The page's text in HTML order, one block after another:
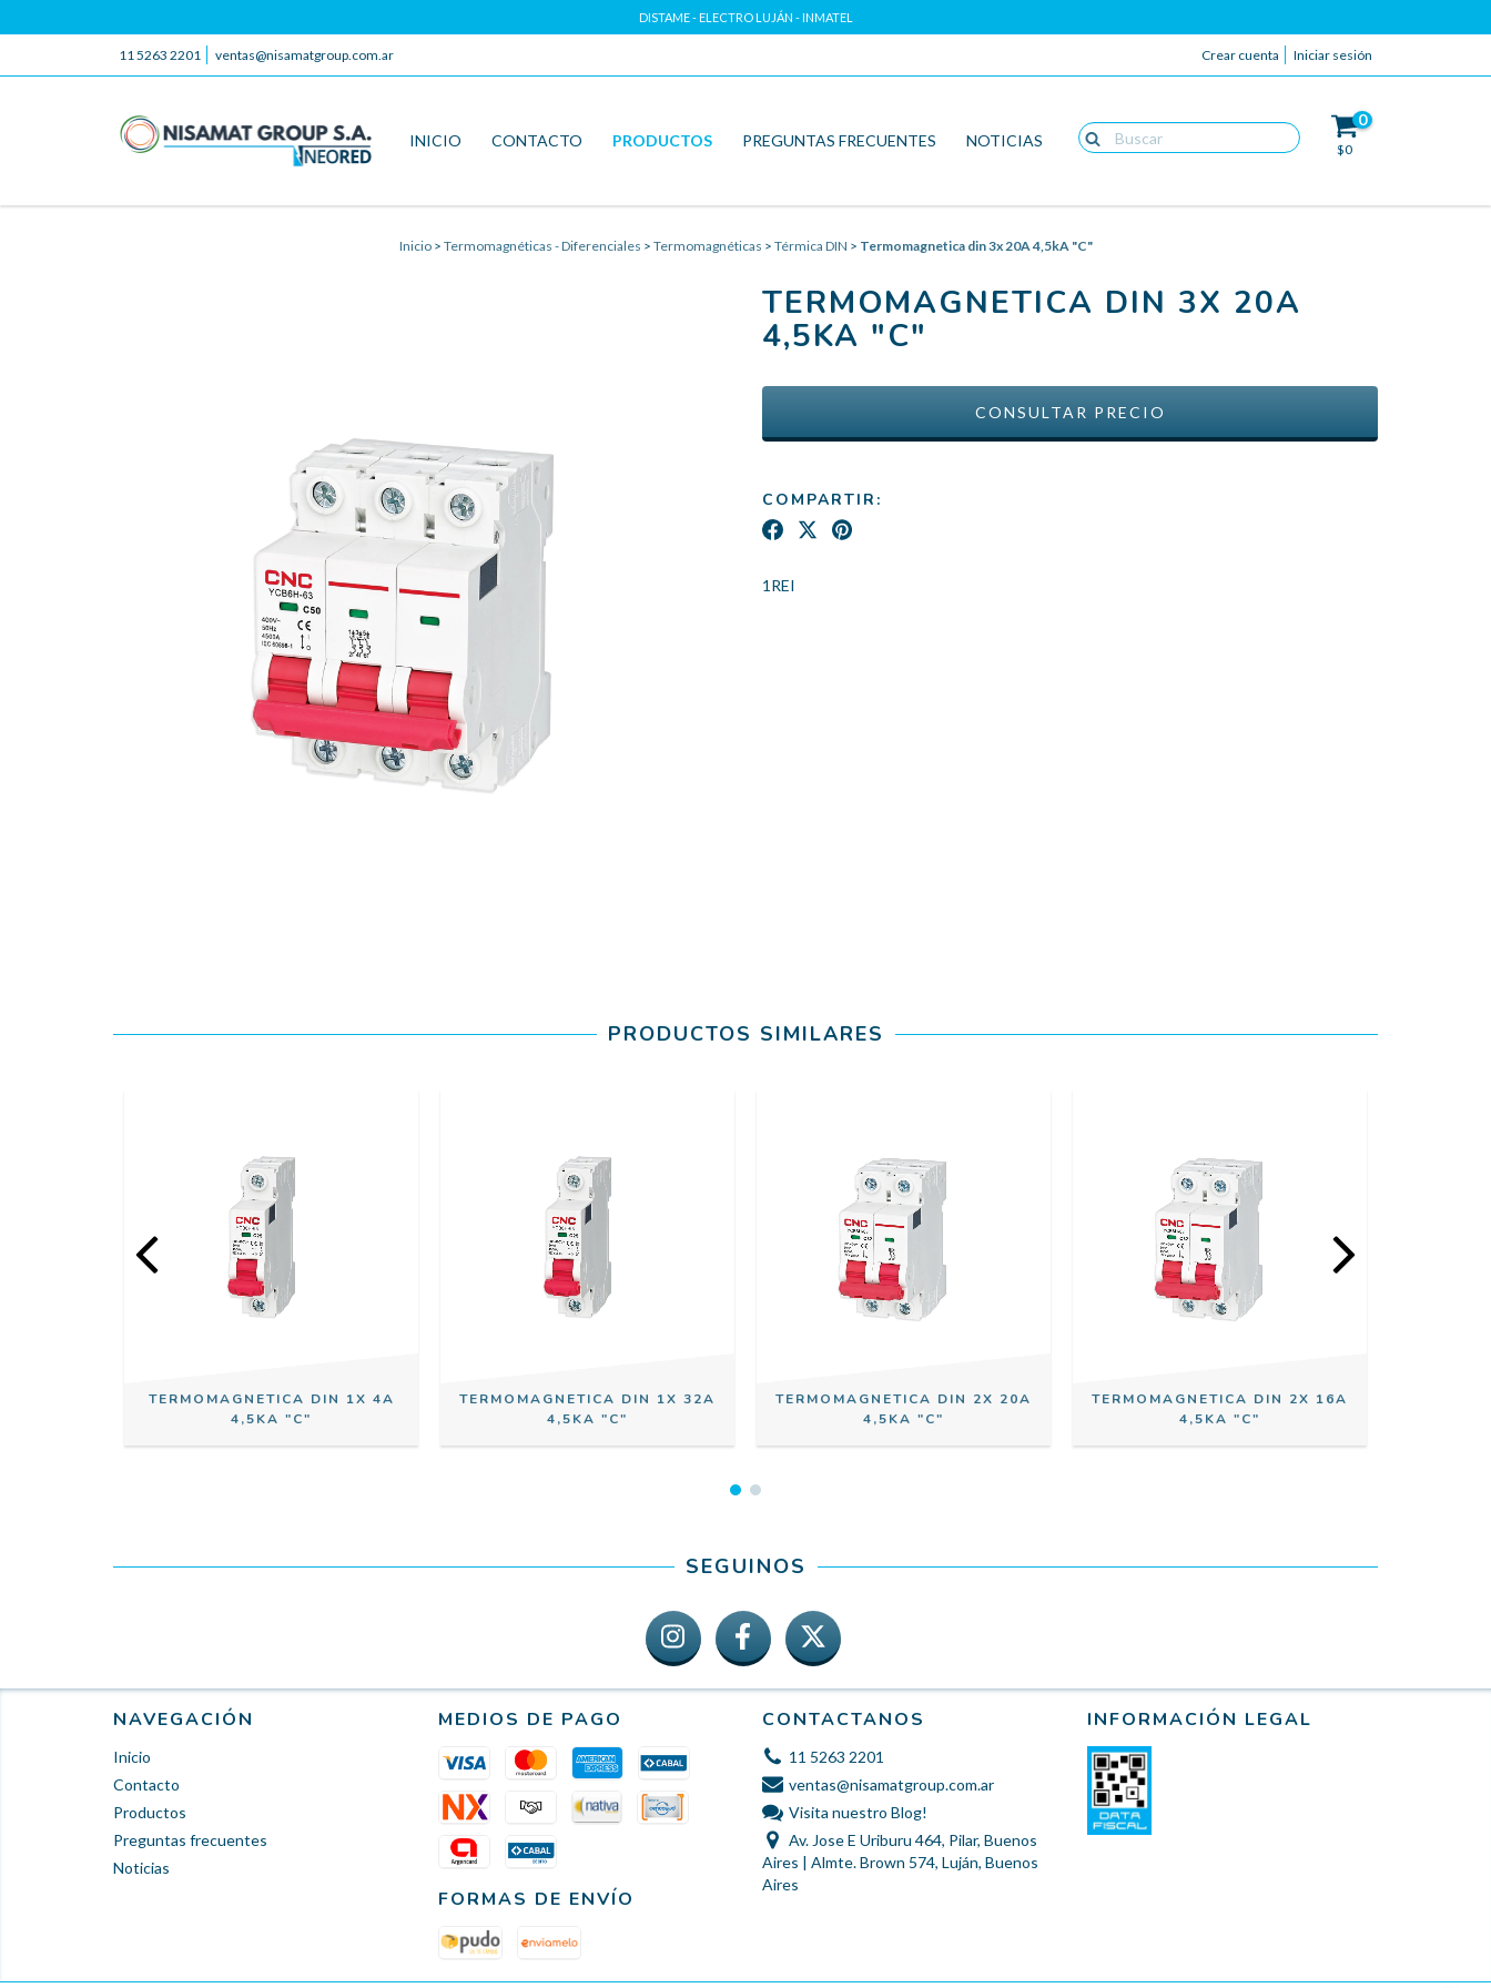
DISTAME - ELECTRO LUJÁN - INMATEL
11 5263 2201 ventas@nisamatgroup.com.ar Crear cuenta Iniciar sesión
INICIO CONTACTO PRODUCTOS PREGUNTAS FRECUENTES NOTICIAS
0
$0
Inicio > Termomagnéticas - Diferenciales > Termomagnéticas > Térmica DIN > Termomagnetica din 3x 20A 4,5kA "C"
TERMOMAGNETICA DIN 3X 20A
4,5KA "C"
COMPARTIR:
1REI
PRODUCTOS SIMILARES
TERMOMAGNETICA DIN 1X 4A
4,5KA "C"
TERMOMAGNETICA DIN 1X 32A
4,5KA "C"
TERMOMAGNETICA DIN 2X 20A
4,5KA "C"
TERMOMAGNETICA DIN 2X 16A
4,5KA "C"
SEGUINOS
NAVEGACIÓN
Inicio
Contacto
Productos
Preguntas frecuentes
Noticias
MEDIOS DE PAGO
FORMAS DE ENVÍO
CONTACTANOS
11 5263 2201
ventas@nisamatgroup.com.ar
Visita nuestro Blog!
Av. Jose E Uriburu 464, Pilar, Buenos
Aires | Almte. Brown 574, Luján, Buenos
Aires
INFORMACIÓN LEGAL